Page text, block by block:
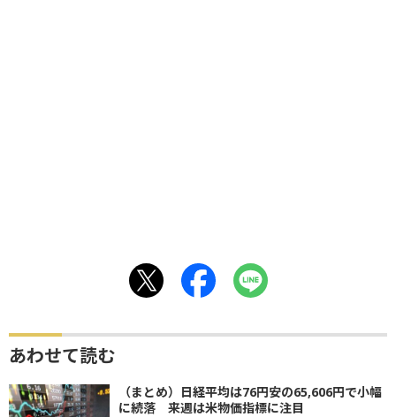
あわせて読む
（まとめ）日経平均は76円安の65,606円で小幅
に続落 来週は米物価指標に注目